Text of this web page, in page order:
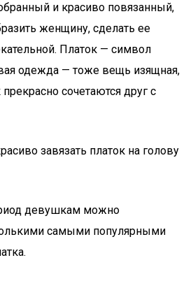
и красиво повязанный,
женщину, сделать ее
Платок — символ
одежда — тоже вещь изящная,
сочетаются друг с
завязать платок на голову
девушкам можно
самыми популярными